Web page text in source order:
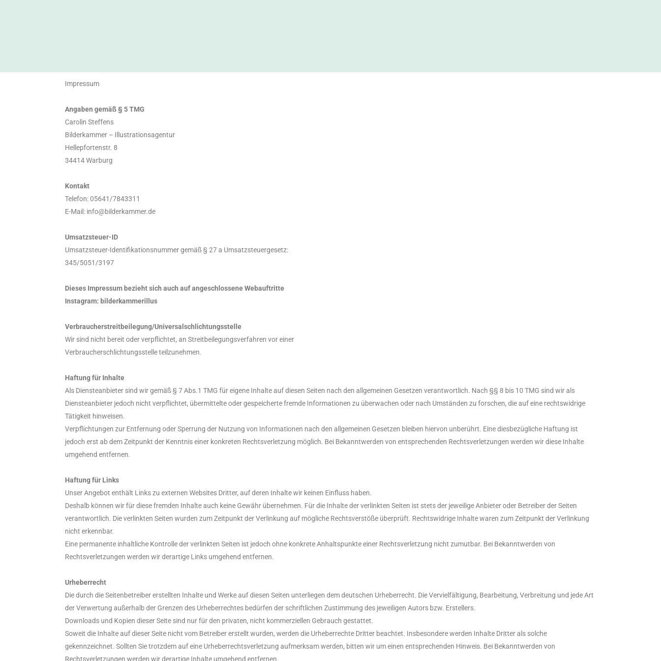
Impressum
Angaben gemäß § 5 TMG
Carolin Steffens
Bilderkammer – Illustrationsagentur
Hellepfortenstr. 8
34414 Warburg
Kontakt
Telefon: 05641/7843311
E-Mail: info@bilderkammer.de
Umsatzsteuer-ID
Umsatzsteuer-Identifikationsnummer gemäß § 27 a Umsatzsteuergesetz:
345/5051/3197
Dieses Impressum bezieht sich auch auf angeschlossene Webauftritte
Instagram: bilderkammerillus
Verbraucherstreitbeilegung/Universalschlichtungsstelle
Wir sind nicht bereit oder verpflichtet, an Streitbeilegungsverfahren vor einer
Verbraucherschlichtungsstelle teilzunehmen.
Haftung für Inhalte
Als Diensteanbieter sind wir gemäß § 7 Abs.1 TMG für eigene Inhalte auf diesen Seiten nach den allgemeinen Gesetzen verantwortlich. Nach §§ 8 bis 10 TMG sind wir als
Diensteanbieter jedoch nicht verpflichtet, übermittelte oder gespeicherte fremde Informationen zu überwachen oder nach Umständen zu forschen, die auf eine rechtswidrige
Tätigkeit hinweisen.
Verpflichtungen zur Entfernung oder Sperrung der Nutzung von Informationen nach den allgemeinen Gesetzen bleiben hiervon unberührt. Eine diesbezügliche Haftung ist
jedoch erst ab dem Zeitpunkt der Kenntnis einer konkreten Rechtsverletzung möglich. Bei Bekanntwerden von entsprechenden Rechtsverletzungen werden wir diese Inhalte
umgehend entfernen.
Haftung für Links
Unser Angebot enthält Links zu externen Websites Dritter, auf deren Inhalte wir keinen Einfluss haben.
Deshalb können wir für diese fremden Inhalte auch keine Gewähr übernehmen. Für die Inhalte der verlinkten Seiten ist stets der jeweilige Anbieter oder Betreiber der Seiten
verantwortlich. Die verlinkten Seiten wurden zum Zeitpunkt der Verlinkung auf mögliche Rechtsverstöße überprüft. Rechtswidrige Inhalte waren zum Zeitpunkt der Verlinkung
nicht erkennbar.
Eine permanente inhaltliche Kontrolle der verlinkten Seiten ist jedoch ohne konkrete Anhaltspunkte einer Rechtsverletzung nicht zumutbar. Bei Bekanntwerden von
Rechtsverletzungen werden wir derartige Links umgehend entfernen.
Urheberrecht
Die durch die Seitenbetreiber erstellten Inhalte und Werke auf diesen Seiten unterliegen dem deutschen Urheberrecht. Die Vervielfältigung, Bearbeitung, Verbreitung und jede Art
der Verwertung außerhalb der Grenzen des Urheberrechtes bedürfen der schriftlichen Zustimmung des jeweiligen Autors bzw. Erstellers.
Downloads und Kopien dieser Seite sind nur für den privaten, nicht kommerziellen Gebrauch gestattet.
Soweit die Inhalte auf dieser Seite nicht vom Betreiber erstellt wurden, werden die Urheberrechte Dritter beachtet. Insbesondere werden Inhalte Dritter als solche
gekennzeichnet. Sollten Sie trotzdem auf eine Urheberrechtsverletzung aufmerksam werden, bitten wir um einen entsprechenden Hinweis. Bei Bekanntwerden von
Rechtsverletzungen werden wir derartige Inhalte umgehend entfernen.